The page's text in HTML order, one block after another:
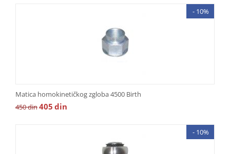
- 10%
Matica homokinetičkog zgloba 4500 Birth
450din405 din
- 10%